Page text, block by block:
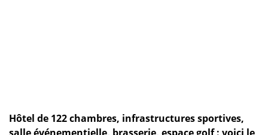
Hôtel de 122 chambres, infrastructures sportives,